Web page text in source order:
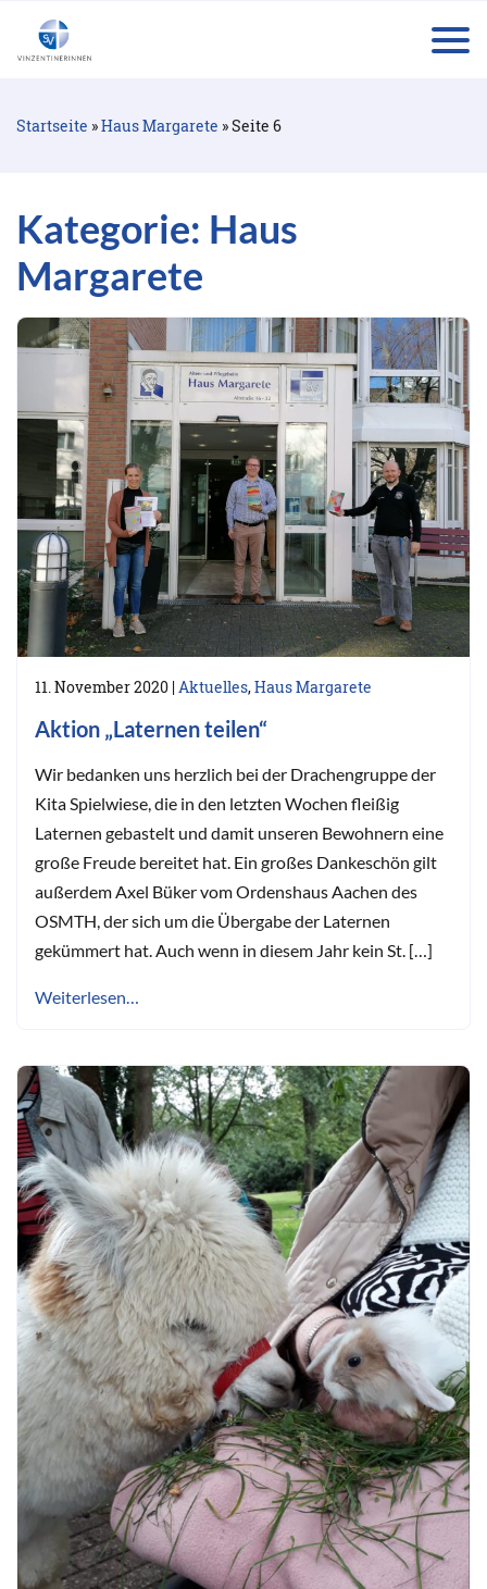
Startseite »Haus Margarete »Seite 6
Kategorie: Haus
Margarete
11. November 2020 | Aktuelles,Haus Margarete
Aktion „Laternen teilen“
Wir bedanken uns herzlich bei der Drachengruppe der
Kita Spielwiese, die in den letzten Wochen fleißig
Laternen gebastelt und damit unseren Bewohnern eine
große Freude bereitet hat. Ein großes Dankeschön gilt
außerdem Axel Büker vom Ordenshaus Aachen des
OSMTH, der sich um die Übergabe der Laternen
gekümmert hat. Auch wenn in diesem Jahr kein St. […]
Weiterlesen…